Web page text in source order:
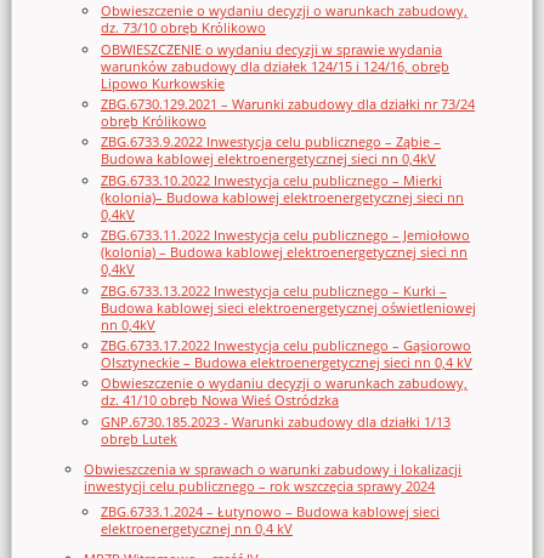
Obwieszczenie o wydaniu decyzji o warunkach zabudowy,
dz. 73/10 obręb Królikowo
OBWIESZCZENIE o wydaniu decyzji w sprawie wydania
warunków zabudowy dla działek 124/15 i 124/16, obręb
Lipowo Kurkowskie
ZBG.6730.129.2021 – Warunki zabudowy dla działki nr 73/24
obręb Królikowo
ZBG.6733.9.2022 Inwestycja celu publicznego – Ząbie –
Budowa kablowej elektroenergetycznej sieci nn 0,4kV
ZBG.6733.10.2022 Inwestycja celu publicznego – Mierki
(kolonia)– Budowa kablowej elektroenergetycznej sieci nn
0,4kV
ZBG.6733.11.2022 Inwestycja celu publicznego – Jemiołowo
(kolonia) – Budowa kablowej elektroenergetycznej sieci nn
0,4kV
ZBG.6733.13.2022 Inwestycja celu publicznego – Kurki –
Budowa kablowej sieci elektroenergetycznej oświetleniowej
nn 0,4kV
ZBG.6733.17.2022 Inwestycja celu publicznego – Gąsiorowo
Olsztyneckie – Budowa elektroenergetycznej sieci nn 0,4 kV
Obwieszczenie o wydaniu decyzji o warunkach zabudowy,
dz. 41/10 obręb Nowa Wieś Ostródzka
GNP.6730.185.2023 - Warunki zabudowy dla działki 1/13
obręb Lutek
Obwieszczenia w sprawach o warunki zabudowy i lokalizacji
inwestycji celu publicznego – rok wszczęcia sprawy 2024
ZBG.6733.1.2024 – Łutynowo – Budowa kablowej sieci
elektroenergetycznej nn 0,4 kV